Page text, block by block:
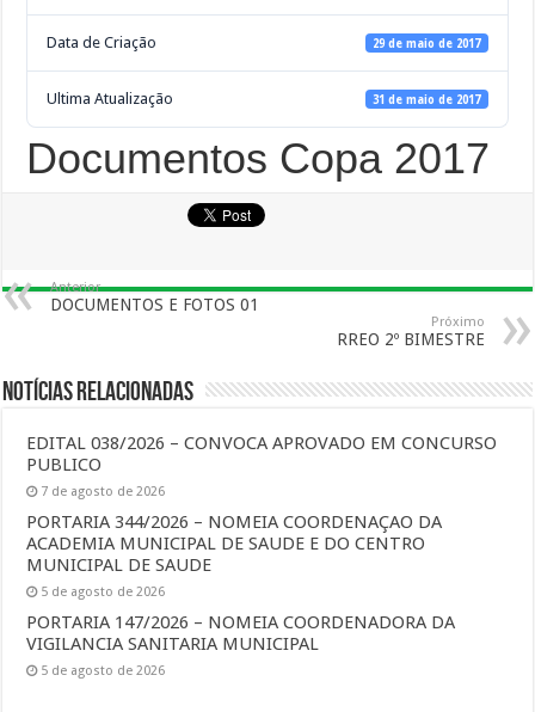
Data de Criação 29 de maio de 2017
Ultima Atualização 31 de maio de 2017
Documentos Copa 2017
Anterior
DOCUMENTOS E FOTOS 01
Próximo
RREO 2º BIMESTRE
Notícias Relacionadas
EDITAL 038/2026 – CONVOCA APROVADO EM CONCURSO
PUBLICO
7 de agosto de 2026
PORTARIA 344/2026 – NOMEIA COORDENAÇAO DA
ACADEMIA MUNICIPAL DE SAUDE E DO CENTRO
MUNICIPAL DE SAUDE
5 de agosto de 2026
PORTARIA 147/2026 – NOMEIA COORDENADORA DA
VIGILANCIA SANITARIA MUNICIPAL
5 de agosto de 2026